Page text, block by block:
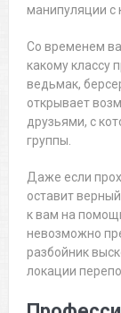
манипуляции с
Со временем
какому классу
ведьмак,
открывает
друзьями, с
группы.
Даже если
оставит
к вам на
невозможно
разбойник
локации